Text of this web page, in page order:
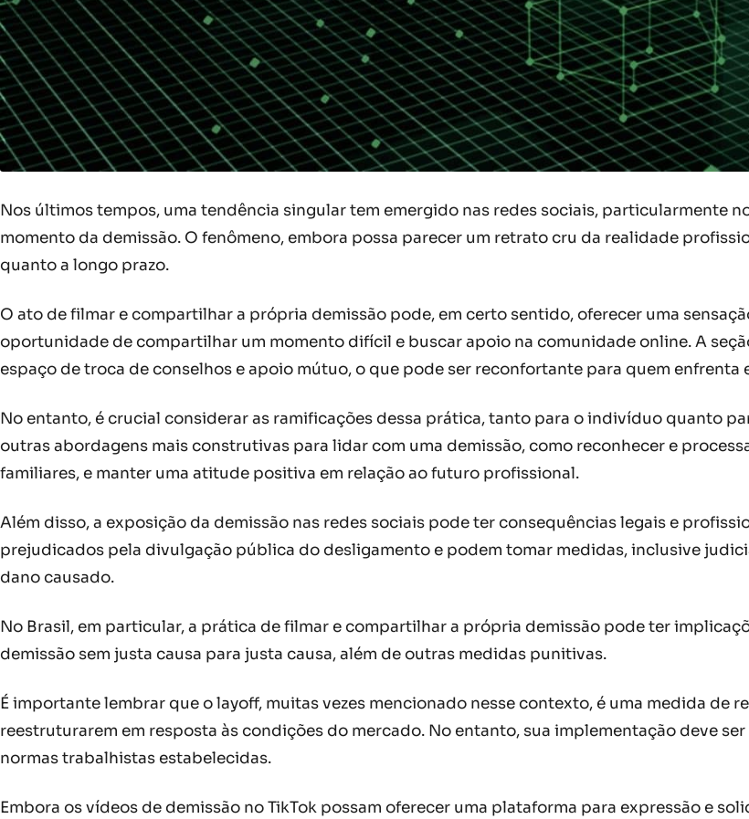
Nos últimos tempos, uma tendência singular tem emergido nas redes sociais, particularmente
momento da demissão. O fenômeno, embora possa parecer um retrato cru da realidade
quanto a longo prazo.
O ato de filmar e compartilhar a própria demissão pode, em certo sentido, oferecer uma
oportunidade de compartilhar um momento difícil e buscar apoio na comunidade online. A
espaço de troca de conselhos e apoio mútuo, o que pode ser reconfortante para quem enfrenta
No entanto, é crucial considerar as ramificações dessa prática, tanto para o indivíduo quanto
outras abordagens mais construtivas para lidar com uma demissão, como reconhecer e
familiares, e manter uma atitude positiva em relação ao futuro profissional.
Além disso, a exposição da demissão nas redes sociais pode ter consequências legais e
prejudicados pela divulgação pública do desligamento e podem tomar medidas, inclusive
dano causado.
No Brasil, em particular, a prática de filmar e compartilhar a própria demissão pode ter
demissão sem justa causa para justa causa, além de outras medidas punitivas.
É importante lembrar que o layoff, muitas vezes mencionado nesse contexto, é uma medida de
reestruturarem em resposta às condições do mercado. No entanto, sua implementação deve
normas trabalhistas estabelecidas.
Embora os vídeos de demissão no TikTok possam oferecer uma plataforma para expressão e